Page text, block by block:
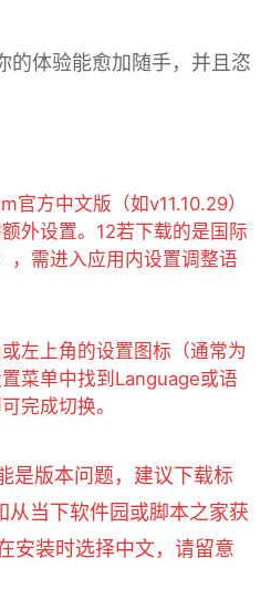
的体验能愈加随手，并且恣
官方中文版（如v11.10.29）
外设置。‌‌1‌‌2若下载的是国际
，需进入应用内设置调整语
左上角的‌设置图标‌（通常为
菜单中找到‌Language‌或‌语
完成切换。‌‌
是版本问题，建议下载标
从当下软件园或脚本之家获
安装时选择中文，请留意